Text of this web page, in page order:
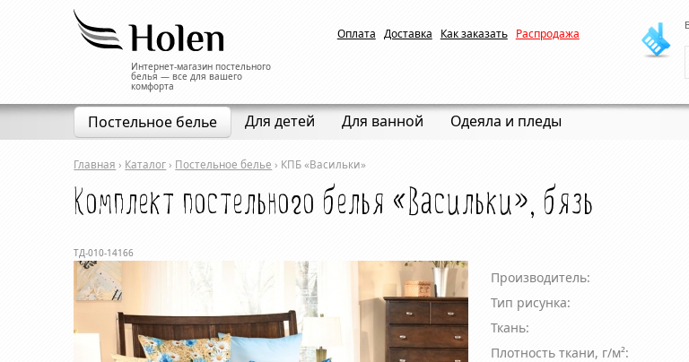
Интернет-магазин постельного
белья — все для вашего
комфорта
Оплата Доставка Как заказать Распродажа
Постельное белье Для детей Для ванной Одеяла и пледы
Главная › Каталог › Постельное белье › КПБ «Васильки»
Комплект постельного белья «Васильки», бязь
ТД-010-14166
Производитель:
Тип рисунка:
Ткань:
Плотность ткани, г/м²: